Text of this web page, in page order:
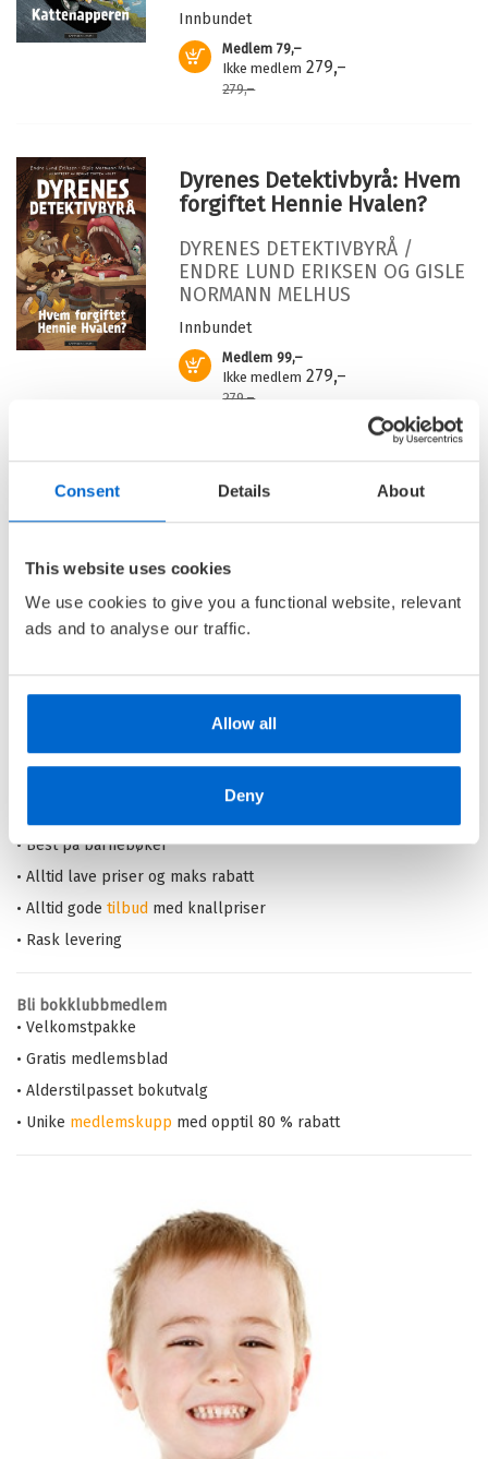
Consent Details About
This website uses cookies
We use cookies to give you a functional website, relevant
ads and to analyse our traffic.
Allow all
Deny
Illustratør:
Lilleeng, Sigbjørn
tegner Sigbjørn Lilleeng er lekent og overraskende
morsomt. I tegneserien
ikke alltid er så lett å snakke om, til noe mindre
fremmed og dermed også mindre skremmende.
Innbundet
Medlem 79,–
Ikke medlem 279,–
279,–
Kjøp
Dyrenes Detektivbyrå: Hvem
forgiftet Hennie Hvalen?
DYRENES DETEKTIVBYRÅ /
ENDRE LUND ERIKSEN OG GISLE
NORMANN MELHUS
Innbundet
Medlem 99,–
Ikke medlem 279,–
279,–
Kjøp
Dyrenes detektivbyrå: Hvem
DYRENES DETEKTIVBYRÅ /
ENDRE LUND ERIKSEN
NORMANN MELHUS
Innbundet
Kjøp
Barnas Egen Bokverden – 100% leselyst!
Din barnebokhandel på nett
• Best på barnebøker
• Alltid lave priser og maks rabatt
• Alltid gode tilbud med knallpriser
• Rask levering
Bli bokklubbmedlem
• Velkomstpakke
• Gratis medlemsblad
• Alderstilpasset bokutvalg
• Unike medlemskupp med opptil 80 % rabatt